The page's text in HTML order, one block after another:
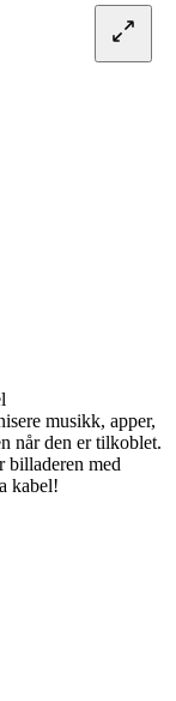
musikk, apper,
når den er tilkoblet.
billaderen med
kabel!